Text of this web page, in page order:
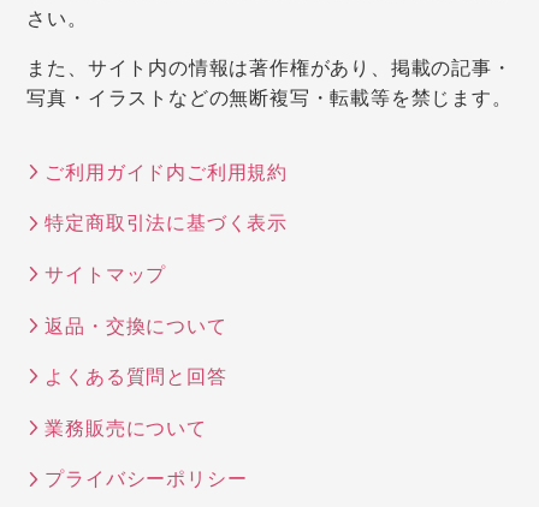
さい。
また、サイト内の情報は著作権があり、掲載の記事・
写真・イラストなどの無断複写・転載等を禁じます。
ご利用ガイド内ご利用規約
特定商取引法に基づく表示
サイトマップ
返品・交換について
よくある質問と回答
業務販売について
プライバシーポリシー